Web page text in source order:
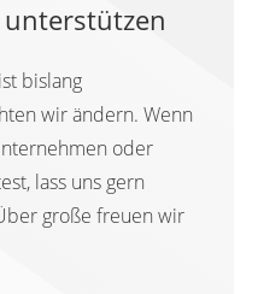
bislang
wir ändern. Wenn
oder
lass uns gern
große freuen wir